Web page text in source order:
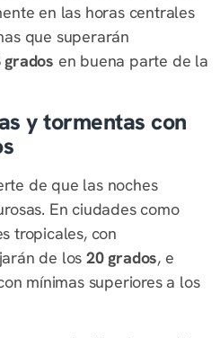
en las horas centrales
que superarán
en buena parte de la
y tormentas con
de que las noches
En ciudades como
tropicales, con
de los 20 grados, e
mínimas superiores a los